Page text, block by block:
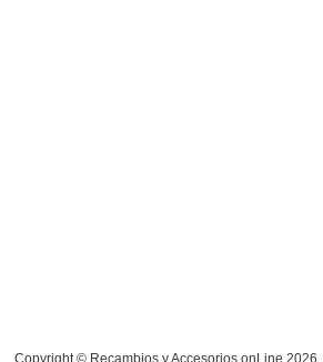
Copyright © Recambios y Accesorios onLine 2026